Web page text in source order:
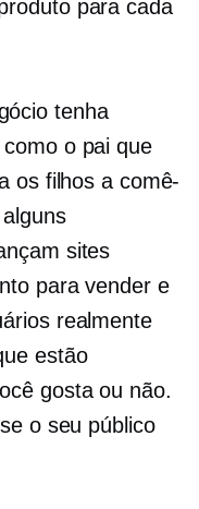
para cada
tenha
o pai que
os filhos a comê-
sites
para vender e
realmente
estão
gosta ou não.
o seu público